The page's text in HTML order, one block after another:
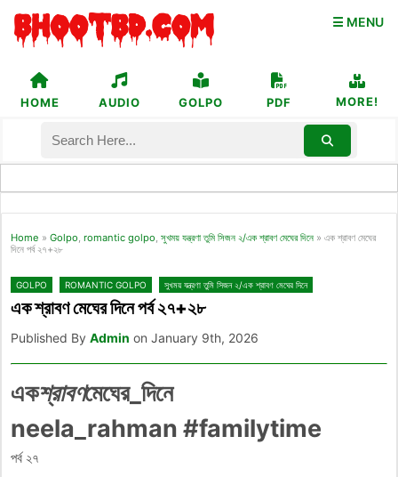
☰ MENU
HOME AUDIO GOLPO PDF MORE!
Home » Golpo, romantic golpo, সুখময় যন্ত্রণা তুমি সিজন ২/এক শ্রাবণ মেঘের দিনে » এক শ্রাবণ মেঘের
দিনে পর্ব ২৭+২৮
GOLPO ROMANTIC GOLPO সুখময় যন্ত্রণা তুমি সিজন ২/এক শ্রাবণ মেঘের দিনে
এক শ্রাবণ মেঘের দিনে পর্ব ২৭+২৮
Published By Admin on January 9th, 2026
একশ্রাবণমেঘের_দিনে
neela_rahman #familytime
পর্ব ২৭